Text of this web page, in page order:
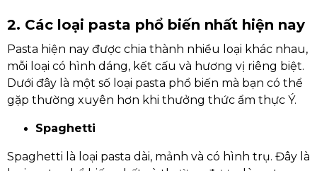
2. Các loại pasta phổ biến nhất hiện nay
Pasta hiện nay được chia thành nhiều loại khác nhau,
mỗi loại có hình dáng, kết cấu và hương vị riêng biệt.
Dưới đây là một số loại pasta phổ biến mà bạn có thể
gặp thường xuyên hơn khi thưởng thức ẩm thực Ý.
Spaghetti
Spaghetti là loại pasta dài, mảnh và có hình trụ. Đây là